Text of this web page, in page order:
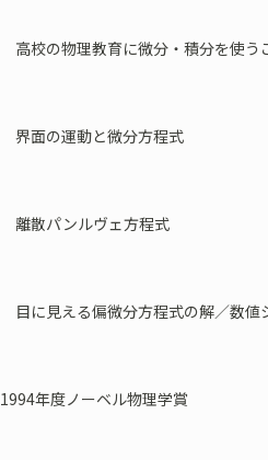
高校の物理教育に微分・積分を使う
界面の運動と微分方程式
離散パンルヴェ方程式
目に見える偏微分方程式の解／数値
1994年度ノーベル物理学賞